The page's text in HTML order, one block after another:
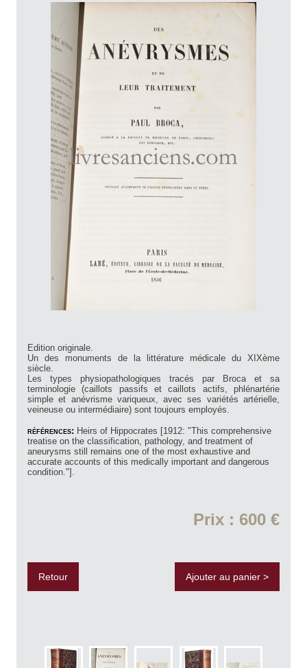
Edition originale.
Un des monuments de la littérature médicale du XIXème
siècle.
Les types physiopathologiques tracés par Broca et sa
terminologie (caillots passifs et caillots actifs, phlénartérie
simple et anévrisme variqueux, avec ses variétés artérielle,
veineuse ou intermédiaire) sont toujours employés.
références: Heirs of Hippocrates [1912: "This comprehensive
treatise on the classification, pathology, and treatment of
aneurysms still remains one of the most exhaustive and
accurate accounts of this medically important and dangerous
condition."].
Prix : 600 €
Retour Ajouter au panier >